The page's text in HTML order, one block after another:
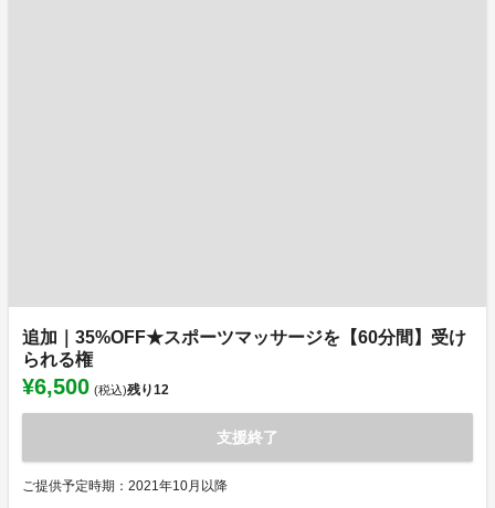
追加｜35%OFF★スポーツマッサージを【60分間】受け
られる権
¥6,500 (税込)残り12
支援終了
ご提供予定時期：2021年10月以降